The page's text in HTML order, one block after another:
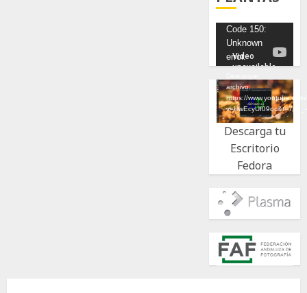
Reproductor
de
vídeo
Code 150:
Unknown
error.
archivo:
https://
Descarga tu
Escritorio
Fedora